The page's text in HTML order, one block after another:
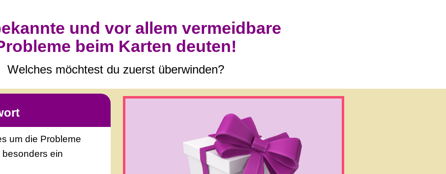
und vor allem vermeidbare
beim Karten deuten!
Welches möchtest du zuerst überwinden?
um die Probleme
ein